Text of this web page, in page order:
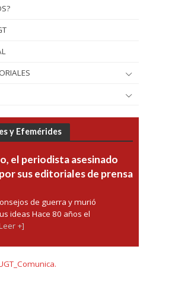
y Efemérides
el periodista asesinado
sus editoriales de prensa
de guerra y murió
ideas Hace 80 años el
+]